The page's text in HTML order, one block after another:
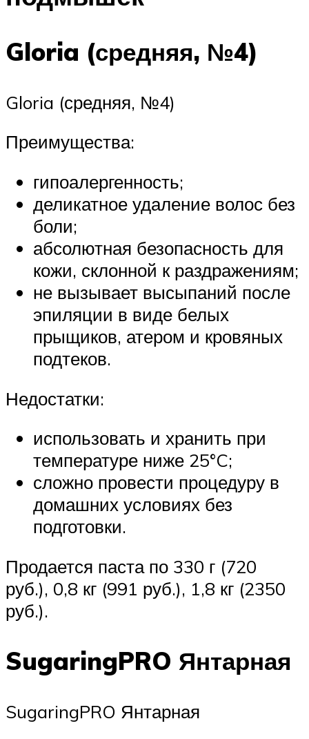
Gloria (средняя, №4)
Gloria (средняя, №4)
Преимущества:
гипоалергенность;
деликатное удаление волос без
боли;
абсолютная безопасность для
кожи, склонной к раздражениям;
не вызывает высыпаний после
эпиляции в виде белых
прыщиков, атером и кровяных
подтеков.
Недостатки:
использовать и хранить при
температуре ниже 25°C;
сложно провести процедуру в
домашних условиях без
подготовки.
Продается паста по 330 г (720
руб.), 0,8 кг (991 руб.), 1,8 кг (2350
руб.).
SugaringPRO Янтарная
SugaringPRO Янтарная